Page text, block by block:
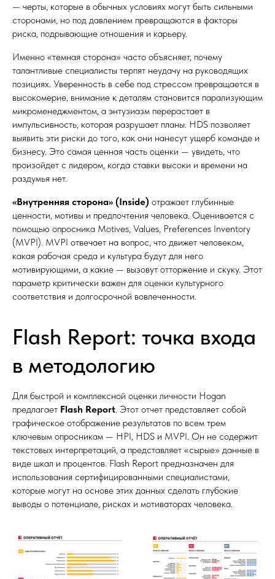
— черты, которые в обычных условиях могут быть сильными
сторонами, но под давлением превращаются в факторы
риска, подрывающие отношения и карьеру.
Именно «темная сторона» часто объясняет, почему
талантливые специалисты терпят неудачу на руководящих
позициях. Уверенность в себе под стрессом превращается в
высокомерие, внимание к деталям становится парализующим
микроменеджментом, а энтузиазм перерастает в
импульсивность, которая разрушает планы. HDS позволяет
выявить эти риски до того, как они нанесут ущерб команде и
бизнесу. Это самая ценная часть оценки — увидеть, что
произойдет с лидером, когда ставки высоки и времени на
раздумья нет.
«Внутренняя сторона» (Inside) отражает глубинные
ценности, мотивы и предпочтения человека. Оценивается с
помощью опросника Motives, Values, Preferences Inventory
(MVPI). MVPI отвечает на вопрос, что движет человеком,
какая рабочая среда и культура будут для него
мотивирующими, а какие — вызовут отторжение и скуку. Этот
параметр критически важен для оценки культурного
соответствия и долгосрочной вовлеченности.
Flash Report: точка входа
в методологию
Для быстрой и комплексной оценки личности Hogan
предлагает Flash Report. Этот отчет представляет собой
графическое отображение результатов по всем трем
ключевым опросникам — HPI, HDS и MVPI. Он не содержит
текстовых интерпретаций, а представляет «сырые» данные в
виде шкал и процентов. Flash Report предназначен для
использования сертифицированными специалистами,
которые могут на основе этих данных сделать глубокие
выводы о потенциале, рисках и мотиваторах человека.